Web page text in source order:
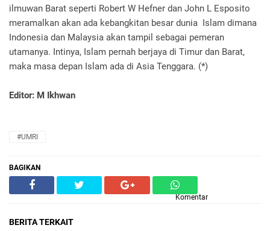
ilmuwan Barat seperti Robert W Hefner dan John L Esposito
meramalkan akan ada kebangkitan besar dunia Islam dimana
Indonesia dan Malaysia akan tampil sebagai pemeran
utamanya. Intinya, Islam pernah berjaya di Timur dan Barat,
maka masa depan Islam ada di Asia Tenggara. (*)
Editor: M Ikhwan
#UMRI
BAGIKAN
Komentar
BERITA TERKAIT